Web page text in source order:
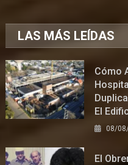
LAS MÁS LEÍDAS
Cómo
El
08/
El